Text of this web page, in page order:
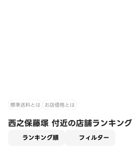
標準送料とは お店価格とは
西之保藤塚 付近の店舗ランキング
ランキング順 フィルター